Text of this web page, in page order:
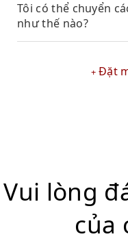
Tôi có thể chuyển
như thế nào?
Đặt
Vui lòng
của